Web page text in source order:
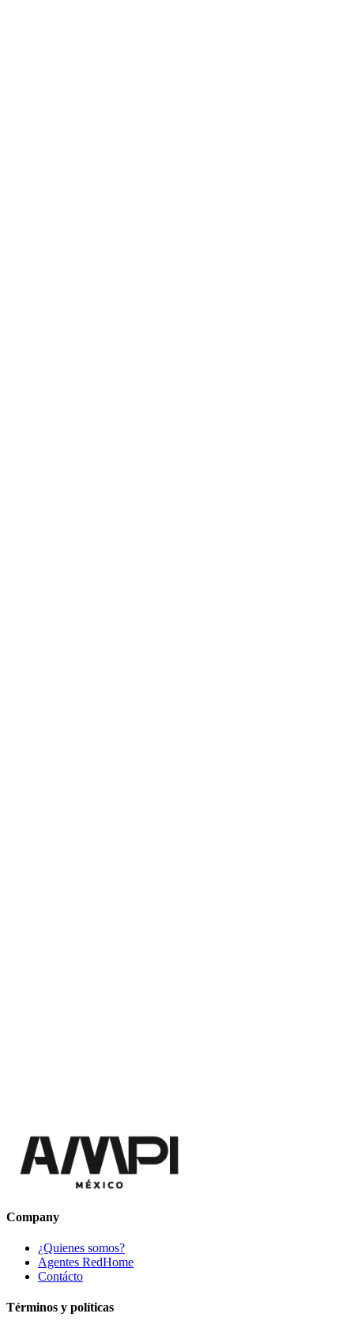
Company
¿Quienes somos?
Agentes RedHome
Contácto
Términos y políticas